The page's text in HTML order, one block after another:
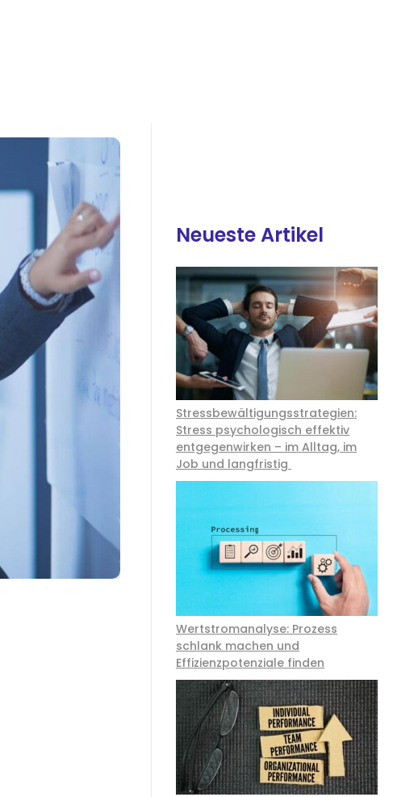
Neueste Artikel
Stressbewältigungsstrategien:
Stress psychologisch effektiv
entgegenwirken – im Alltag, im
Job und langfristig
Wertstromanalyse: Prozess
schlank machen und
Effizienzpotenziale finden